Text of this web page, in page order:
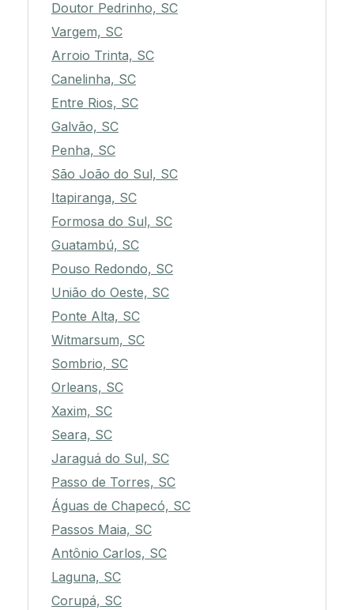
Doutor Pedrinho, SC
Vargem, SC
Arroio Trinta, SC
Canelinha, SC
Entre Rios, SC
Galvão, SC
Penha, SC
São João do Sul, SC
Itapiranga, SC
Formosa do Sul, SC
Guatambú, SC
Pouso Redondo, SC
União do Oeste, SC
Ponte Alta, SC
Witmarsum, SC
Sombrio, SC
Orleans, SC
Xaxim, SC
Seara, SC
Jaraguá do Sul, SC
Passo de Torres, SC
Águas de Chapecó, SC
Passos Maia, SC
Antônio Carlos, SC
Laguna, SC
Corupá, SC